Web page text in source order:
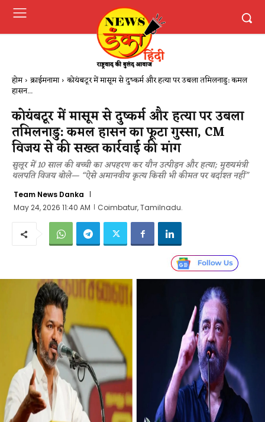
होम क्राईमनामा कोयंबटूर में मासूम से दुष्कर्म और हत्या पर उबला तमिलनाडु: कमल
हासन...
कोयंबटूर में मासूम से दुष्कर्म और हत्या पर उबला
तमिलनाडु: कमल हासन का फूटा गुस्सा, CM
विजय से की सख्त कार्रवाई की मांग
सुलूर में 10 साल की बच्ची का अपहरण कर यौन उत्पीड़न और हत्या; मुख्यमंत्री
थलपति विजय बोले— “ऐसे अमानवीय कृत्य किसी भी कीमत पर बर्दाश्त नहीं”
Team News Danka
May 24, 2026 11:40 AM
Coimbatur, Tamilnadu.